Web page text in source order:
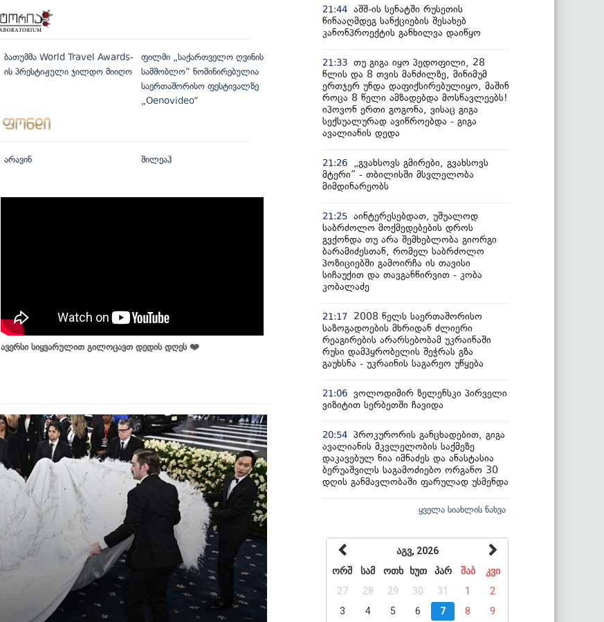
ბათუმმა World Travel Awards-
ის პრესტიჟული ჯილდო მიიღო
ფილმი „საქართველო ღვინის
სამშობლო“ ნომინირებულია
საერთაშორისო ფესტივალზე
„Oenovideo“
არავინ შილეაჰ
ავერსი სიყვარულით გილოცავთ დედის დღეს ❤️
21:44 აშშ-ის სენატში რუსეთის
წინააღმდეგ სანქციების შესახებ
კანონპროექტის განხილვა დაიწყო
21:33 თუ გიგა იყო პედოფილი, 28
წლის და 8 თვის მანძილზე, მინიმუმ
ერთჯერ უნდა დაფიქსირებულიყო, მაშინ
როცა 8 წელი ამზადებდა მოსწავლეებს!
იპოვონ ერთი გოგონა, ვისაც გიგა
სექსუალურად ავიწროებდა - გიგა
ავალიანის დედა
21:26
„გვახსოვს გმირები, გვახსოვს
მტერი” - თბილისში მსვლელობა
მიმდინარეობს
21:25 აინტერესებდათ, უშუალოდ
საბრძოლო მოქმედებების დროს
გვქონდა თუ არა შემხებლობა გიორგი
ბარამიძესთან, რომელ საბრძოლო
პოზიციებში გამოირჩა ის თავისი
სიჩაუქით და თავგანწირვით - კობა
კობალაძე
21:17
2008 წელს საერთაშორისო
საზოგადოების მხრიდან ძლიერი
რეაგირების არარსებობამ უკრაინაში
რუსი დამპყრობელის შეჭრას გზა
გაუხსნა - უკრაინის საგარეო უწყება
21:06 ვოლოდიმირ ზელენსკი პირველი
ვიზიტით სერბეთში ჩავიდა
20:54 პროკურორის განცხადებით, გიგა
ავალიანის მკვლელობის საქმეზე
დაკავებულ ნია იმნაძეს და ანასტასია
ბერუაშვილს საგამოძიებო ორგანო 30
დღის განმავლობაში ფარულად უსმენდა
ყველა სიახლის ნახვა
აგვ, 2026
ორშ
სამ ოთხ ხუთ პარ შაბ
კვი
27
28 29 30 31 1
2
3
4 5 6 7 8
9